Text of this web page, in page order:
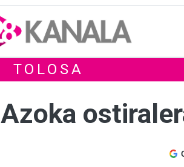
TOLOSA